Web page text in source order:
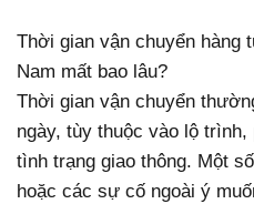
Thời gian vận chuyển hàng
Nam mất bao lâu?
Thời gian vận chuyển
ngày, tùy thuộc vào lộ
tình trạng giao thông. Một
hoặc các sự cố ngoài ý